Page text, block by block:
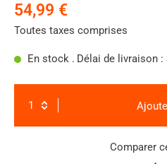
54,99 €
Toutes taxes comprises
En stock . Délai de livraison
Comparer